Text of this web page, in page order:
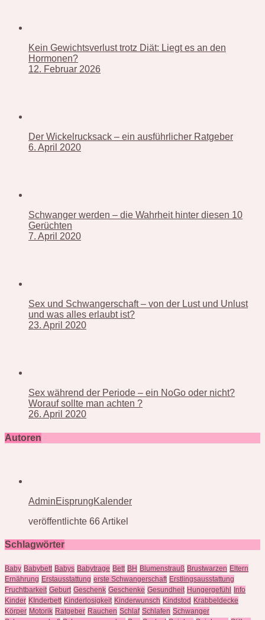
Kein Gewichtsverlust trotz Diät: Liegt es an den
Hormonen?
12. Februar 2026
Der Wickelrucksack – ein ausführlicher Ratgeber
6. April 2020
Schwanger werden – die Wahrheit hinter diesen 10
Gerüchten
7. April 2020
Sex und Schwangerschaft – von der Lust und Unlust
und was alles erlaubt ist?
23. April 2020
Sex während der Periode – ein NoGo oder nicht?
Worauf sollte man achten ?
26. April 2020
Autoren
AdminEisprungKalender
veröffentlichte 66 Artikel
Schlagwörter
Baby Babybett Babys Babytrage Bett BH Blumenstrauß Brustwarzen Eltern
Ernährung Erstausstattung erste Schwangerschaft Erstlingsausstattung
Fruchtbarkeit Geburt Geschenk Geschenke Gesundheit Hungergefühl
Info
Kinder KInderbett Kinderlosigkeit Kinderwunsch Kindstod Krabbeldecke
Körper Motorik Ratgeber Rauchen Schlaf Schlafen Schwanger